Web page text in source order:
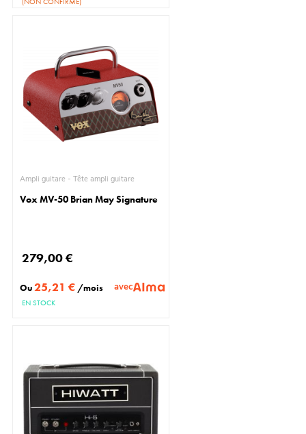
Ampli guitare - Tête ampli guitare
Vox MV-50 Brian May Signature
279,00 €
Ou25,21 € /mois avec
EN STOCK